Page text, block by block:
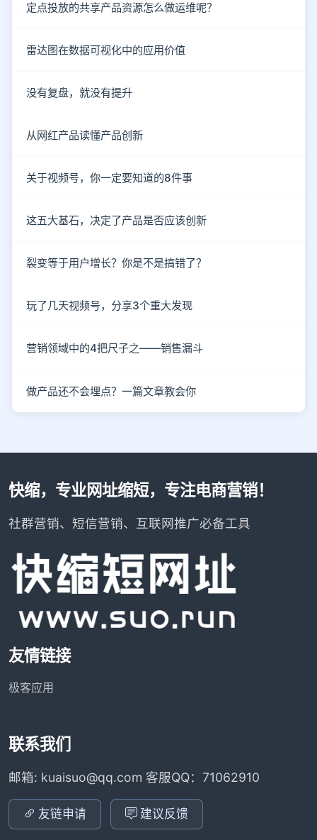
定点投放的共享产品资源怎么做运维呢？
雷达图在数据可视化中的应用价值
没有复盘，就没有提升
从网红产品读懂产品创新
关于视频号，你一定要知道的8件事
这五大基石，决定了产品是否应该创新
裂变等于用户增长？你是不是搞错了？
玩了几天视频号，分享3个重大发现
营销领域中的4把尺子之——销售漏斗
做产品还不会埋点？一篇文章教会你
快缩，专业网址缩短，专注电商营销！
社群营销、短信营销、互联网推广必备工具
友情链接
极客应用
联系我们
邮箱: kuaisuo@qq.com 客服QQ：71062910
友链申请 建议反馈